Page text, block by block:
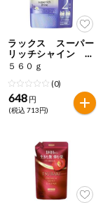
くるみ
いか
ューナッツ
大豆
ラックス スーパー
リッチシャイン リ
ラックスナイトケア
まとまりシャンプ
ー つめかえ用
５６０ｇ
(0)
648 円
(税込 713円)